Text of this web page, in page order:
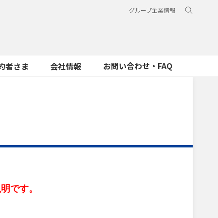
グループ企業情報
者さま 会社情報 お問い合わせ・FAQ
です。